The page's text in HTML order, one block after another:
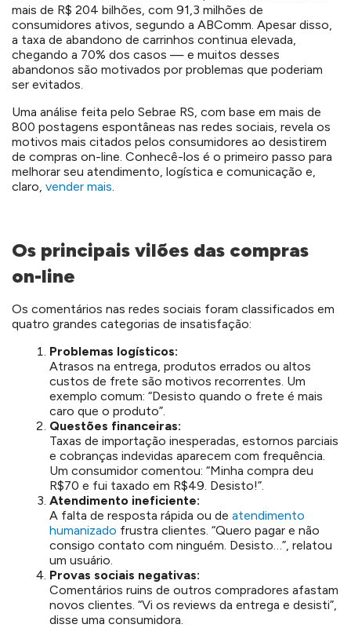
mais de R$ 204 bilhões, com 91,3 milhões de
consumidores ativos, segundo a ABComm. Apesar disso,
a taxa de abandono de carrinhos continua elevada,
chegando a 70% dos casos — e muitos desses
abandonos são motivados por problemas que poderiam
ser evitados.
Uma análise feita pelo Sebrae RS, com base em mais de
800 postagens espontâneas nas redes sociais, revela os
motivos mais citados pelos consumidores ao desistirem
de compras on-line. Conhecê-los é o primeiro passo para
melhorar seu atendimento, logística e comunicação e,
claro, vender mais.
Os principais vilões das compras
on-line
Os comentários nas redes sociais foram classificados em
quatro grandes categorias de insatisfação:
Problemas logísticos:
Atrasos na entrega, produtos errados ou altos
custos de frete são motivos recorrentes. Um
exemplo comum: “Desisto quando o frete é mais
caro que o produto”.
Questões financeiras:
Taxas de importação inesperadas, estornos parciais
e cobranças indevidas aparecem com frequência.
Um consumidor comentou: “Minha compra deu
R$70 e fui taxado em R$49. Desisto!”.
Atendimento ineficiente:
A falta de resposta rápida ou de atendimento
humanizado frustra clientes. “Quero pagar e não
consigo contato com ninguém. Desisto…”, relatou
um usuário.
Provas sociais negativas:
Comentários ruins de outros compradores afastam
novos clientes. “Vi os reviews da entrega e desisti”,
disse uma consumidora.